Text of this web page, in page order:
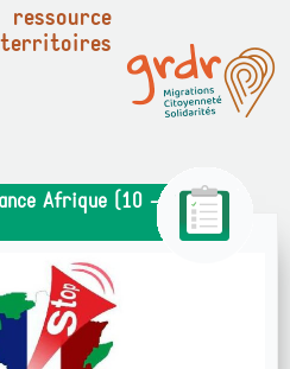
Afrique (10 -